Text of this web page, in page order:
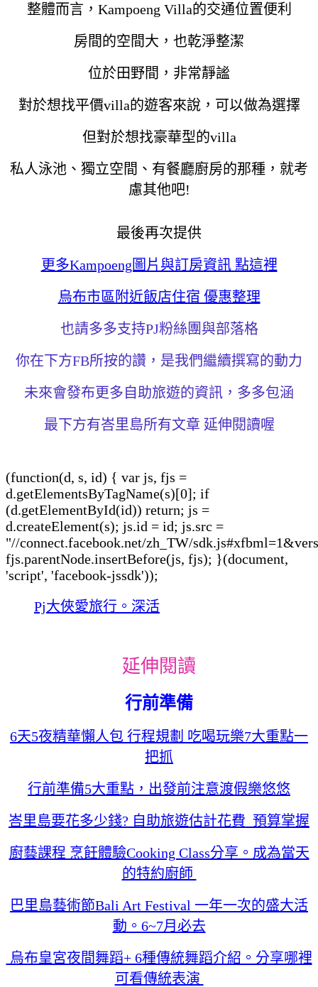
整體而言，Kampoeng Villa的交通位置便利
房間的空間大，也乾淨整潔
位於田野間，非常靜謐
對於想找平價villa的遊客來說，可以做為選擇
但對於想找豪華型的villa
私人泳池、獨立空間、有餐廳廚房的那種，就考
慮其他吧!
最後再次提供
更多Kampoeng圖片與訂房資訊 點這裡
烏布市區附近飯店住宿 優惠整理
也請多多支持PJ粉絲團與部落格
你在下方FB所按的讚，是我們繼續撰寫的動力
未來會發布更多自助旅遊的資訊，多多包涵
最下方有峇里島所有文章 延伸閱讀喔
(function(d, s, id) { var js, fjs =
d.getElementsByTagName(s)[0]; if
(d.getElementById(id)) return; js =
d.createElement(s); js.id = id; js.src =
"//connect.facebook.net/zh_TW/
fjs.parentNode.insertBefore(js, fjs); }(document,
'script', 'facebook-jssdk'));
Pj大俠愛旅行。深活
延伸閱讀
行前準備
6天5夜精華懶人包 行程規劃 吃喝玩樂7大重點一
把抓
行前準備5大重點，出發前注意渡假樂悠悠
峇里島要花多少錢? 自助旅遊估計花費 預算掌握
廚藝課程 烹飪體驗Cooking Class分享。成為當天
的特約廚師
巴里島藝術節Bali Art Festival 一年一次的盛大活
動。6~7月必去
烏布皇宮夜間舞蹈+ 6種傳統舞蹈介紹。分享哪裡
可看傳統表演